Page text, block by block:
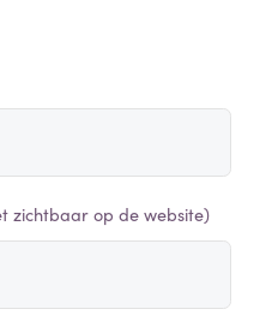
zichtbaar op de website)